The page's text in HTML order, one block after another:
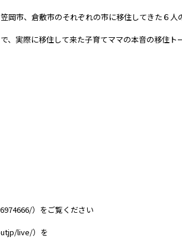
岡市、倉敷市のそれぞれの市に移住してきた６人
、実際に移住して来た子育てママの本音の移住ト
）をご覧ください
live/）を